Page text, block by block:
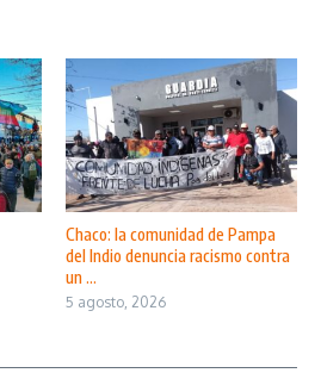
Chaco: la comunidad de Pampa
del Indio denuncia racismo contra
un ...
5 agosto, 2026